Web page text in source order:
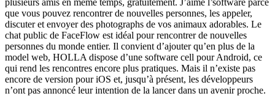
que vous pouvez rencontrer de nouvelles personnes, les appeler,
discuter et envoyer des photographs de vos animaux adorables. Le
chat public de FaceFlow est idéal pour rencontrer de nouvelles
personnes du monde entier. Il convient d’ajouter qu’en plus de la
model web, HOLLA dispose d’une software cell pour Android, ce
qui rend les rencontres encore plus pratiques. Mais il n’existe pas
encore de version pour iOS et, jusqu’à présent, les développeurs
n’ont pas annoncé leur intention de la lancer dans un avenir proche.